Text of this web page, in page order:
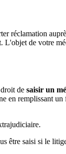
réclamation
de votre
de saisir un
en remplissant
être saisi si le